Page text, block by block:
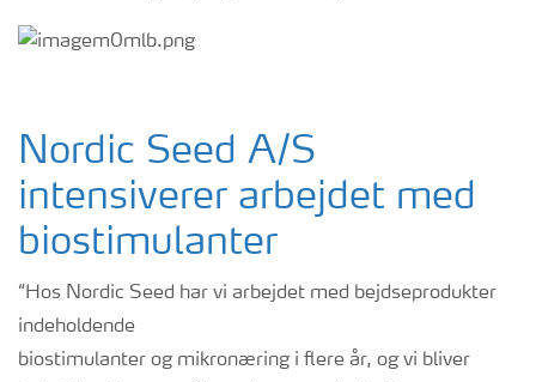
Nordic Seed A/S
intensiverer arbejdet med
biostimulanter
“Hos Nordic Seed har vi arbejdet med bejdseprodukter
indeholdende
biostimulanter og mikronæring i flere år, og vi bliver